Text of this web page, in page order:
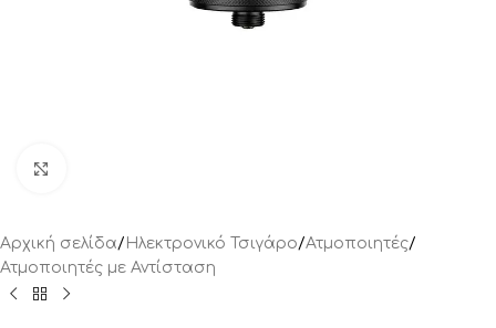
Αρχική σελίδα/ Ηλεκτρονικό Τσιγάρο/Ατμοποιητές/
Ατμοποιητές με Αντίσταση